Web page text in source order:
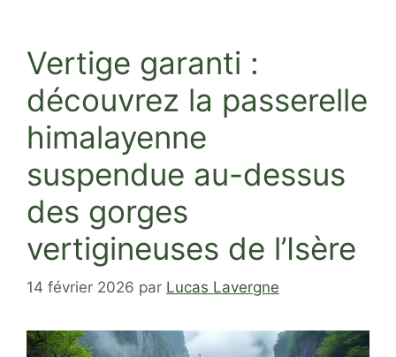
Vertige garanti :
découvrez la passerelle
himalayenne
suspendue au-dessus
des gorges
vertigineuses de l’Isère
14 février 2026 par Lucas Lavergne